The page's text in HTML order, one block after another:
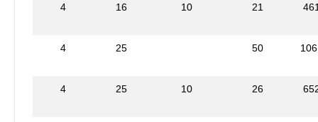
4 16 10 21
4 25 50
4 25 10 26